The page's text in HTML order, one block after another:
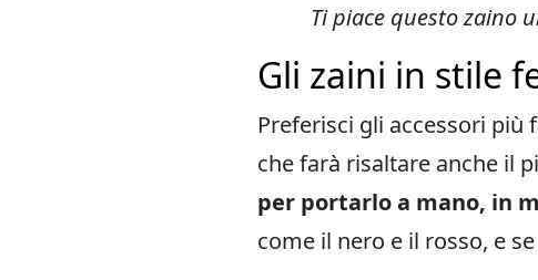
Ti piace questo zaino
Gli zaini in stile
Preferisci gli accessori più
che farà risaltare anche il
per portarlo a mano, in
come il nero e il rosso, e